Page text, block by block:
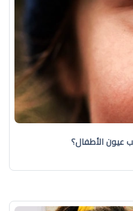
عيون الأطفال؟